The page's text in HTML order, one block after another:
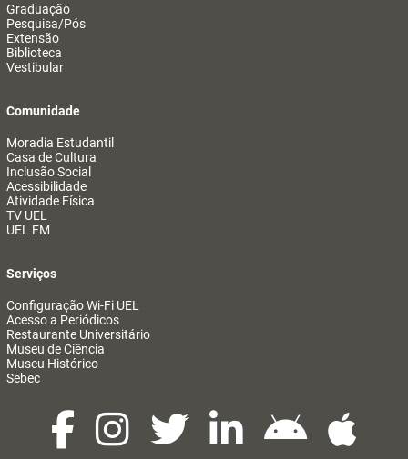
Graduação
Pesquisa/Pós
Extensão
Biblioteca
Vestibular
Comunidade
Moradia Estudantil
Casa de Cultura
Inclusão Social
Acessibilidade
Atividade Física
TV UEL
UEL FM
Serviços
Configuração Wi-Fi UEL
Acesso a Periódicos
Restaurante Universitário
Museu de Ciência
Museu Histórico
Sebec